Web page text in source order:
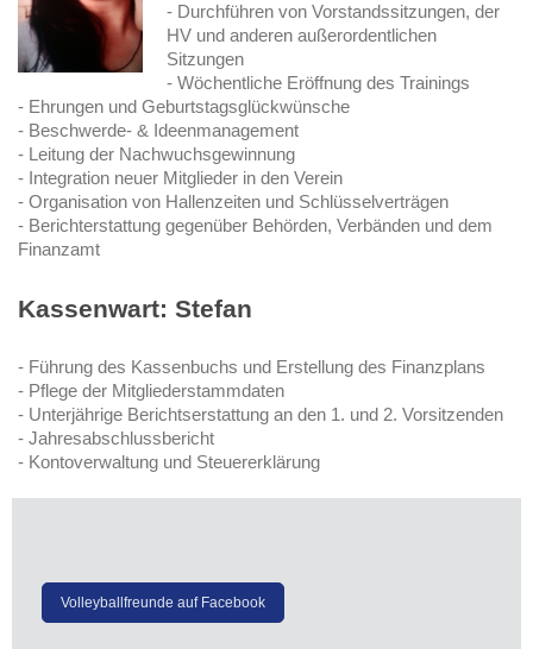
- Durchführen von Vorstandssitzungen, der
HV und anderen außerordentlichen
Sitzungen
- Wöchentliche Eröffnung des Trainings
- Ehrungen und Geburtstagsglückwünsche
- Beschwerde- & Ideenmanagement
- Leitung der Nachwuchsgewinnung
- Integration neuer Mitglieder in den Verein
- Organisation von Hallenzeiten und Schlüsselverträgen
- Berichterstattung gegenüber Behörden, Verbänden und dem
Finanzamt
Kassenwart: Stefan
- Führung des Kassenbuchs und Erstellung des Finanzplans
- Pflege der Mitgliederstammdaten
- Unterjährige Berichtserstattung an den 1. und 2. Vorsitzenden
- Jahresabschlussbericht
- Kontoverwaltung und Steuererklärung
Volleyballfreunde auf Facebook